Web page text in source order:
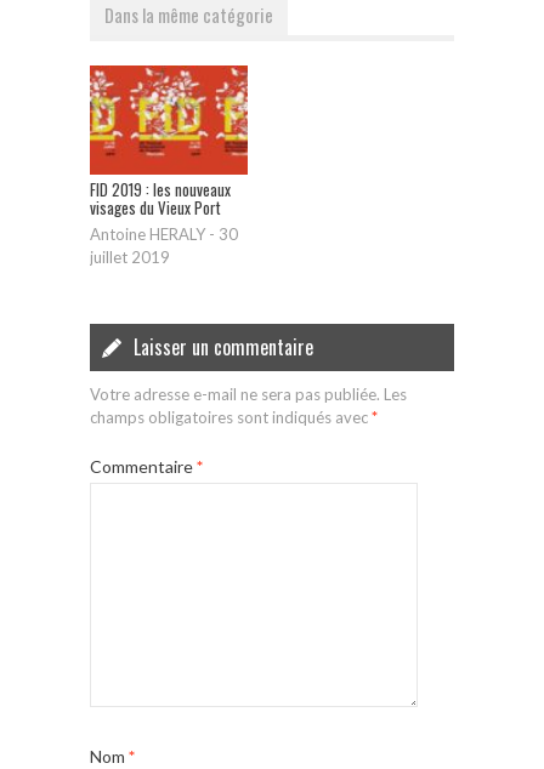
Dans la même catégorie
FID 2019 : les nouveaux
visages du Vieux Port
Antoine HERALY - 30
juillet 2019
Laisser un commentaire
Votre adresse e-mail ne sera pas publiée. Les
champs obligatoires sont indiqués avec*
Commentaire*
Nom *